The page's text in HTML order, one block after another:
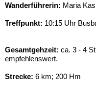
Wanderführerin: Maria
Treffpunkt: 10:15 Uhr
Gesamtgehzeit: ca. 3 - 4
empfehlenswert.
Strecke: 6 km; 200 Hm